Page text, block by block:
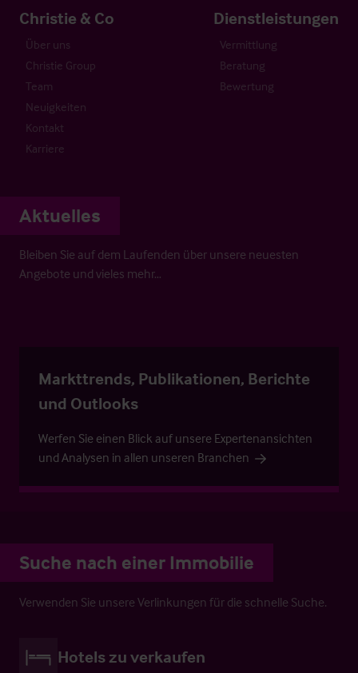
Christie & Co
Über uns
Christie Group
Team
Neuigkeiten
Kontakt
Karriere
Dienstleistungen
Vermittlung
Beratung
Bewertung
Aktuelles
Bleiben Sie auf dem Laufenden über unsere neuesten
Angebote und vieles mehr…
Markttrends, Publikationen, Berichte
und Outlooks
Werfen Sie einen Blick auf unsere Expertenansichten
und Analysen in allen unseren Branchen
Suche nach einer Immobilie
Verwenden Sie unsere Verlinkungen für die schnelle Suche.
Hotels zu verkaufen